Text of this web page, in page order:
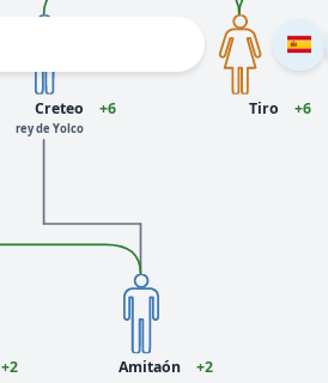
+2
Creteo
rey de Yolco
+6 Tiro +6
Amitaón +2